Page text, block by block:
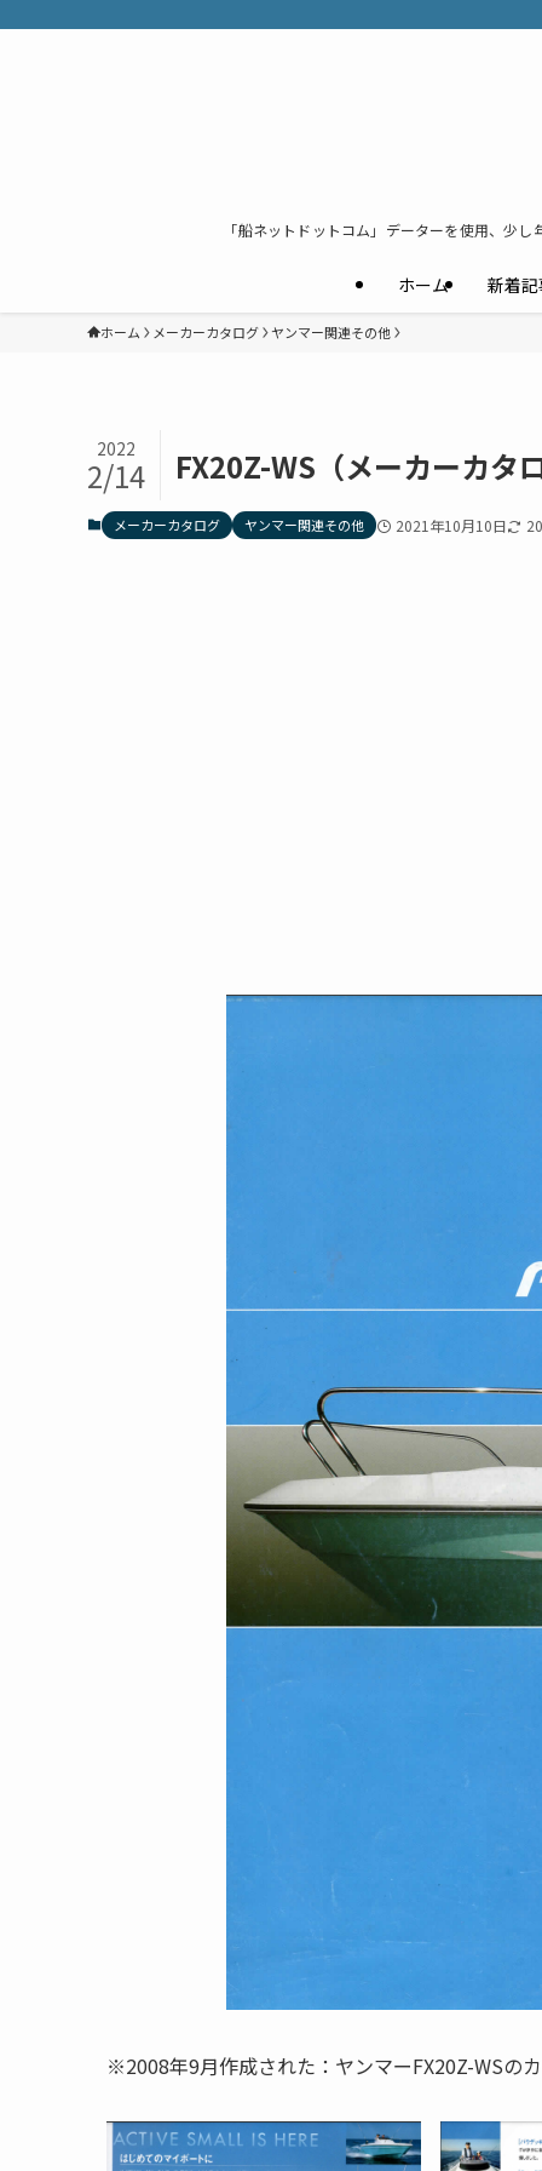
「船ネットドットコム」データーを使用、少
ホーム 新着
ホーム メーカーカタログ ヤンマー関連その他
FX20Z-WS（メーカーカタ
2022
2/14
メーカーカタログ ヤンマー関連その他 2021年10月10日
※2008年9月作成された：ヤンマーFX20Z-WSの